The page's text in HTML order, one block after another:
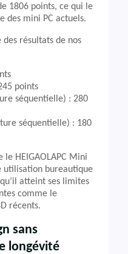
1806 points, ce qui le
des mini PC actuels.
résultats de nos
points
séquentielle) : 280
séquentielle) : 180
HEIGAOLAPC Mini
utilisation bureautique
atteint ses limites
comme le
récents.
sans
longévité